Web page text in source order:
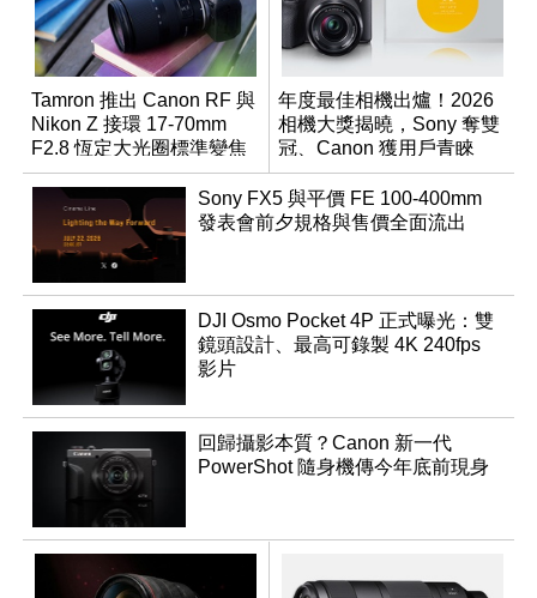
Tamron 推出 Canon RF 與
Nikon Z 接環 17-70mm
F2.8 恆定大光圈標準變焦
鏡
年度最佳相機出爐！2026
相機大獎揭曉，Sony 奪雙
冠、Canon 獲用戶青睞
Sony FX5 與平價 FE 100-400mm
發表會前夕規格與售價全面流出
DJI Osmo Pocket 4P 正式曝光：雙
鏡頭設計、最高可錄製 4K 240fps
影片
回歸攝影本質？Canon 新一代
PowerShot 隨身機傳今年底前現身